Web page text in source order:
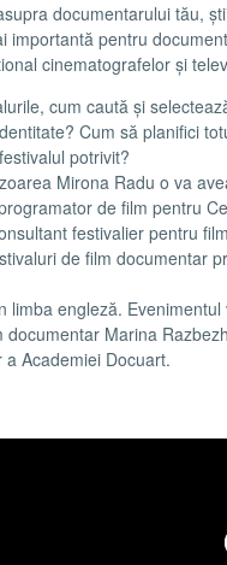
documentarului tău,
importantă pentru
cinematografelor și
cum caută și
Cum să planifici
potrivit?
Mirona Radu o va
de film pentru
festivalier pentru
de film documentar
limba engleză.
documentar Marina
Academiei Docuart.